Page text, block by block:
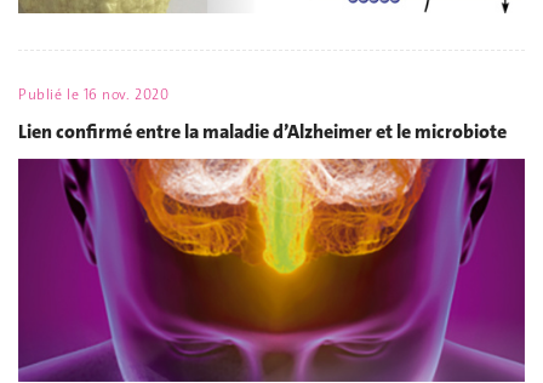
Publié le 16 nov. 2020
Lien confirmé entre la maladie d’Alzheimer et le microbiote